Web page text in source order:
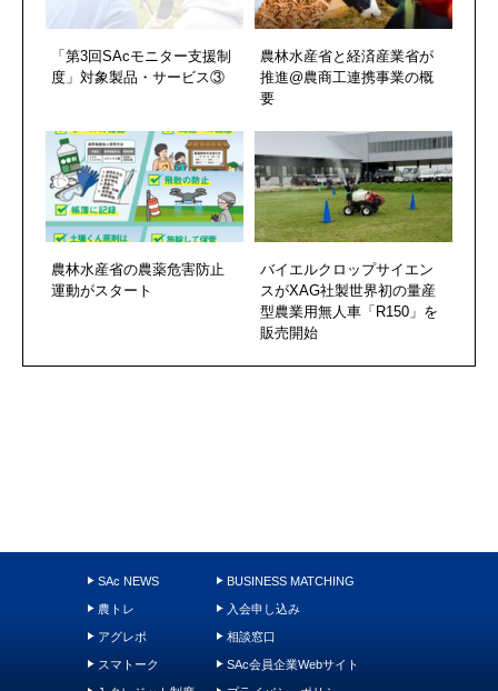
「第3回SAcモニター支援制
度」対象製品・サービス③
農林水産省と経済産業省が
推進@農商工連携事業の概
要
農林水産省の農薬危害防止
運動がスタート
バイエルクロップサイエン
スがXAG社製世界初の量産
型農業用無人車「R150」を
販売開始
SAc NEWS
農トレ
アグレポ
スマトーク
BUSINESS MATCHING
入会申し込み
相談窓口
SAc会員企業Webサイト